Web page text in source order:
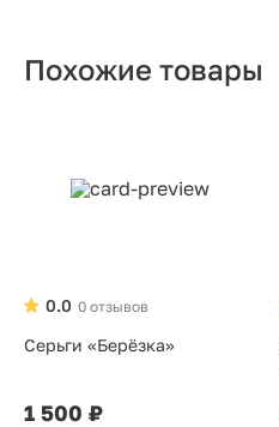
Похожие товары
0 отзывов
0.0
Серьги «Берёзка»
1 500 ₽